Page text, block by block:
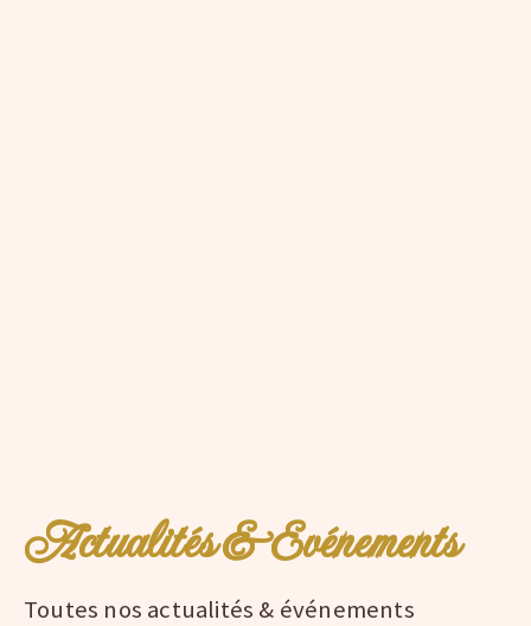
Actualités & Evénements
Toutes nos actualités & événements